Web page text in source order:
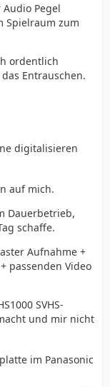
Pegel
Spielraum zum
ordentlich
Entrauschen.
digitalisieren
auf mich.
Dauerbetrieb,
schaffe.
Aufnahme +
passenden Video
SVHS-
und mir nicht
im Panasonic